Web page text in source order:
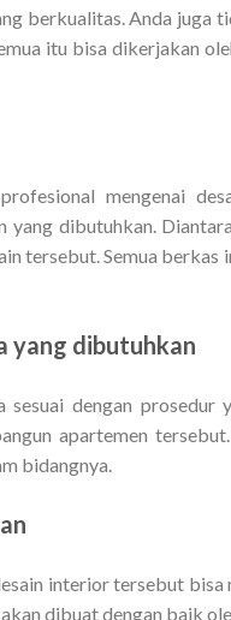
berkualitas. Anda juga
itu bisa dikerjakan
mengenai
dibutuhkan.
tersebut. Semua
yang dibutuhkan
dengan prosedur
apartemen
bidangnya.
interior tersebut
dibuat dengan baik